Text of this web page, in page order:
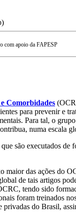
com apoio da FAPESP
Comorbidades
para prevenir e
Para tal, o
numa escala
são executados de
maior das ações do
de tais artigos
tendo sido
foram treinados
privadas do Brasil,